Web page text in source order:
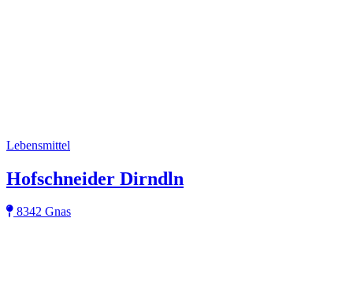
Lebensmittel
Hofschneider Dirndln
8342 Gnas